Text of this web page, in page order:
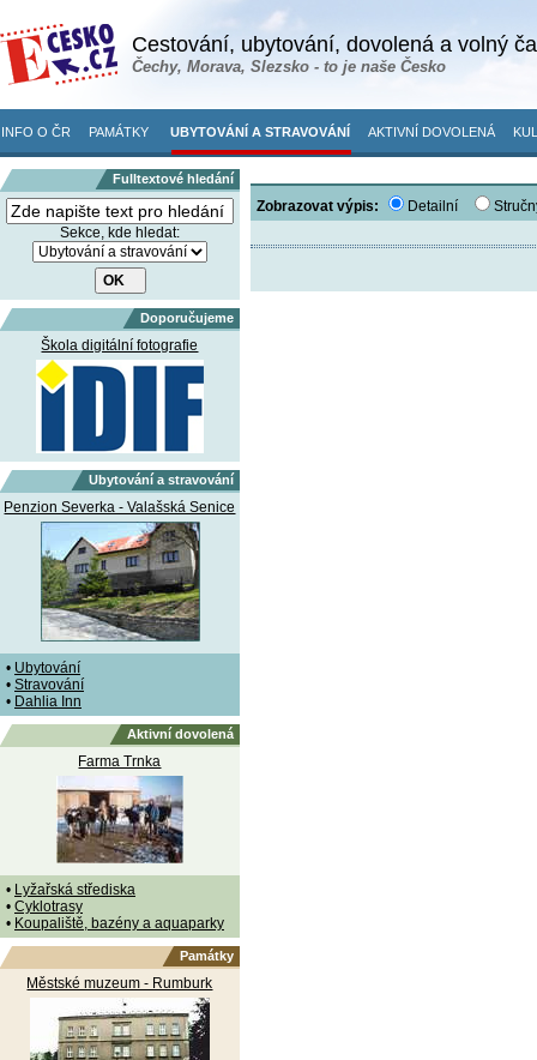
Cestování, ubytování, dovolená a volný
Čechy, Morava, Slezsko - to je naše Česko
INFO O ČR PAMÁTKY UBYTOVÁNÍ A STRAVOVÁNÍ AKTIVNÍ DOVOLENÁ
Fulltextové hledání
Sekce, kde hledat:
Doporučujeme
Škola digitální fotografie
Ubytování a stravování
Penzion Severka - Valašská Senice
• Ubytování
• Stravování
• Dahlia Inn
Aktivní dovolená
Farma Trnka
• Lyžařská střediska
• Cyklotrasy
• Koupaliště, bazény a aquaparky
Památky
Městské muzeum - Rumburk
Zobrazovat výpis: Detailní